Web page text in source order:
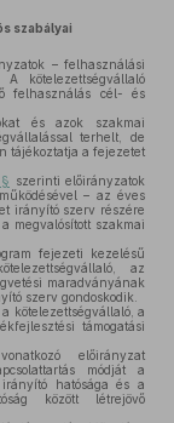
szabályai
– felhasználási
kötelezettségvállaló
felhasználás cél- és
és azok szakmai
terhelt, de
tájékoztatja a fejezetet
szerinti előirányzatok
– az éves
irányító szerv részére
megvalósított szakmai
fejezeti kezelésű
az
maradványának
szerv gondoskodik.
kötelezettségvállaló, a
támogatási
előirányzat
módját a
irányító hatósága és a
között létrejövő